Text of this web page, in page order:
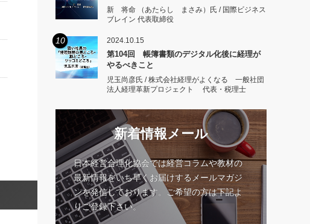
新 将命 （あたらし まさみ）氏 / 国際ビジネス
ブレイン 代表取締役
10 2024.10.15
第104回 帳簿書類のデジタル化後に経理が
やるべきこと
児玉尚彦氏 / 株式会社経理がよくなる 一般社団
法人経理革新プロジェクト 代表・税理士
新着情報メール
日本経営合理化協会では経営コラムや教材の
最新情報をいち早くお届けするメールマガジ
ンを発信しております。ご希望の方は下記よ
りご登録下さい。